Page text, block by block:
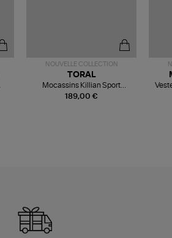
NOUVELLE COLLECTION
189,00 €
TORAL
Mocassins Killian Sport
Mousse